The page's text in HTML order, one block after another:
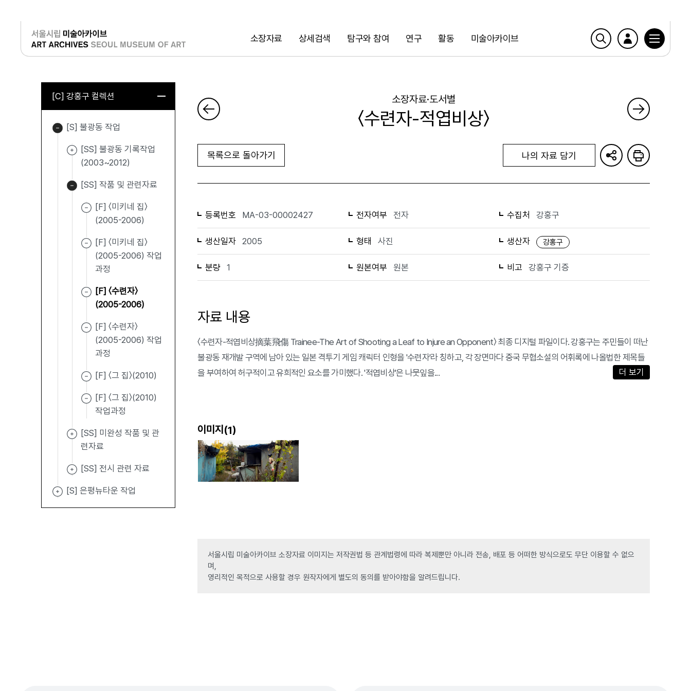
소장자료 상세검색 탐구와 참여 연구 활동 미술아카이브
검색
로그인
[C] 강홍구 컬렉션
[S] 불광동 작업
[SS] 불광동 기록작업
(2003~2012)
[SS] 작품 및 관련자료
[F] 〈미키네 집〉
(2005-2006)
[F] 〈미키네 집〉
(2005-2006) 작업
과정
[F] 〈수련자〉
(2005-2006)
[F] 〈수련자〉
(2005-2006) 작업
과정
[F] 〈그 집〉(2010)
[F] 〈그 집〉(2010)
작업과정
[SS] 미완성 작품 및 관
련자료
[SS] 전시 관련 자료
[S] 은평뉴타운 작업
소장자료·도서별
〈수련자-적엽비상〉
목록으로 돌아가기 나의 자료 담기
등록번호 MA-03-00002427 전자여부 전자 수집처 강홍구
생산일자 2005 형태 사진 생산자 강홍구
분량 1 원본여부 원본 비고 강홍구 기증
자료 내용
〈수련자-적엽비상摘葉飛傷 Trainee-The Art of Shooting a Leaf to Injure an Opponent〉 최종 디지털 파일이다. 강홍구는 주민들이 떠난
불광동 재개발 구역에 남아 있는 일본 격투기 게임 캐릭터 인형을 '수련자'라 칭하고, 각 장면마다 중국 무협소설의 어휘록에 나올법한 제목들
을 부여하여 허구적이고 유희적인 요소를 가미했다. '적엽비상'은 나뭇잎을...
더 보기
이미지(1)
서울시립 미술아카이브 소장자료 이미지는 저작권법 등 관계법령에 따라 복제뿐만 아니라 전송, 배포 등 어떠한 방식으로도 무단 이용할 수 없으
며,
영리적인 목적으로 사용할 경우 원작자에게 별도의 동의를 받아야함을 알려드립니다.